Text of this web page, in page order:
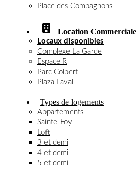
Place des Compagnons
Location Commerciale
Locaux disponibles
Complexe La Garde
Espace R
Parc Colbert
Plaza Laval
Types de logements
Appartements
Sainte-Foy
Loft
3 et demi
4 et demi
5 et demi